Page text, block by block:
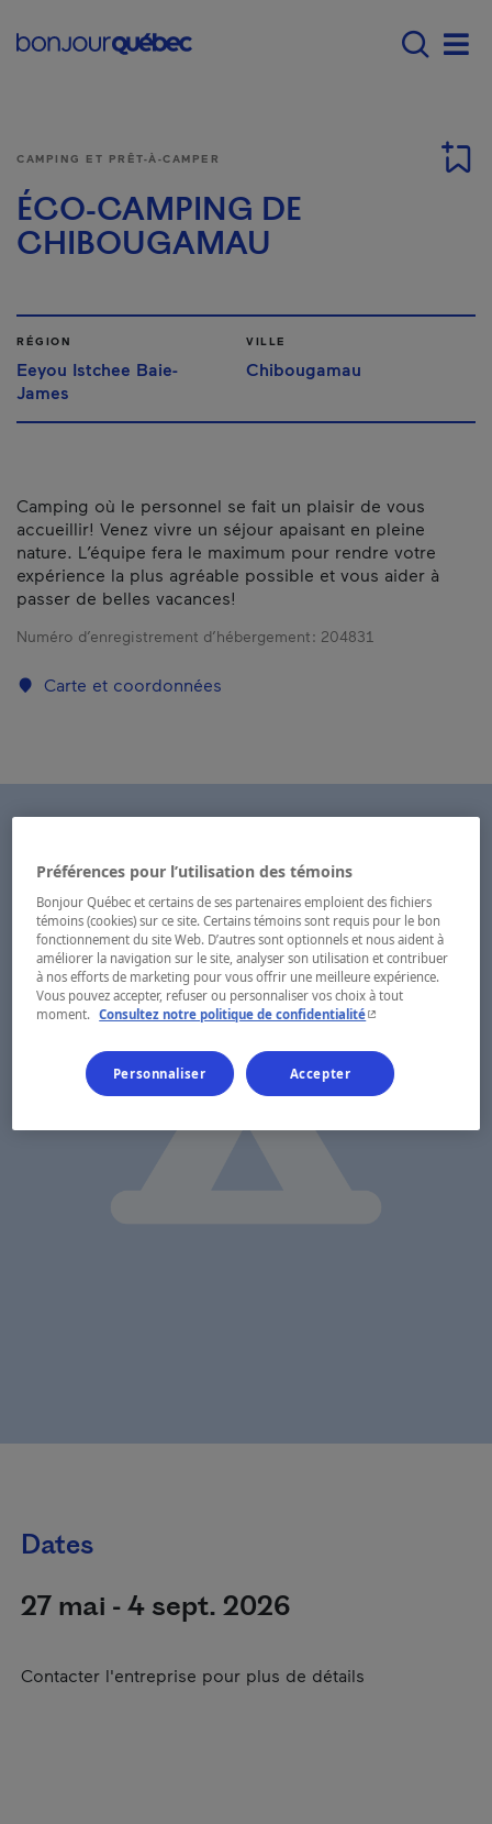
Main navigation -
CAMPING ET PRÊT-À-CAMPER
ÉCO-CAMPING DE
CHIBOUGAMAU
RÉGION
Eeyou Istchee Baie-
James
VILLE
Chibougamau
Camping où le personnel se fait un plaisir de vous
accueillir! Venez vivre un séjour apaisant en pleine
nature. L’équipe fera le maximum pour rendre votre
expérience la plus agréable possible et vous aider à
passer de belles vacances!
Numéro d’enregistrement d’hébergement : 204831
Carte et coordonnées
Dates
27 mai - 4 sept. 2026
Contacter l'entreprise pour plus de détails
Préférences pour l’utilisation des témoins
Bonjour Québec et certains de ses partenaires emploient des fichiers
témoins (cookies) sur ce site. Certains témoins sont requis pour le bon
fonctionnement du site Web. D’autres sont optionnels et nous aident à
améliorer la navigation sur le site, analyser son utilisation et contribuer
à nos efforts de marketing pour vous offrir une meilleure expérience.
Vous pouvez accepter, refuser ou personnaliser vos choix à tout
moment. Consultez notre politique de confidentialité- Cet hyperlien
Personnaliser Accepter